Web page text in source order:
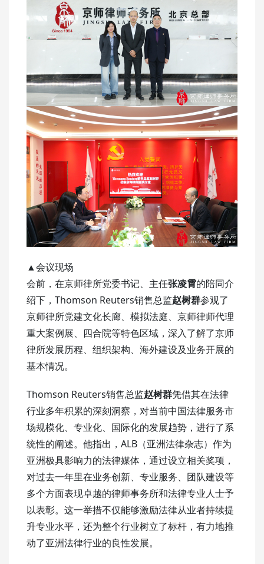
▲会议现场
会前，在京师律所党委书记、主任张凌霄的陪同介
绍下，Thomson Reuters销售总监赵树群参观了
京师律所党建文化长廊、模拟法庭、京师律师代理
重大案例展、四合院等特色区域，深入了解了京师
律所发展历程、组织架构、海外建设及业务开展的
基本情况。
Thomson Reuters销售总监赵树群凭借其在法律
行业多年积累的深刻洞察，对当前中国法律服务市
场规模化、专业化、国际化的发展趋势，进行了系
统性的阐述。他指出，ALB（亚洲法律杂志）作为
亚洲极具影响力的法律媒体，通过设立相关奖项，
对过去一年里在业务创新、专业服务、团队建设等
多个方面表现卓越的律师事务所和法律专业人士予
以表彰。这一举措不仅能够激励法律从业者持续提
升专业水平，还为整个行业树立了标杆，有力地推
动了亚洲法律行业的良性发展。